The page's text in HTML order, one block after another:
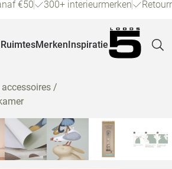
€50 300+ interieurmerken
RuimtesMerkenInspiratie
accessoires /